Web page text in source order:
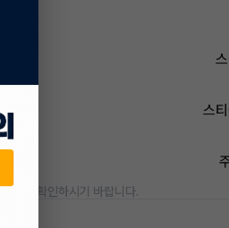
스
드시 확인하시기 바랍니다.